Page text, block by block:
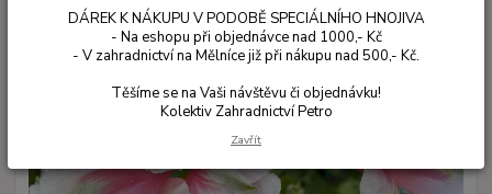
DÁREK K NÁKUPU V PODOBĚ SPECIÁLNÍHO HNOJIVA
- Na eshopu při objednávce nad 1000,- Kč
- V zahradnictví na Mělníce již při nákupu nad 500,- Kč.
Těšíme se na Vaši návštěvu či objednávku!
Kolektiv Zahradnictví Petro
Zavřít